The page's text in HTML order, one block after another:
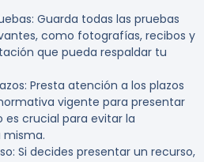
: Guarda todas las pruebas
como fotografías, recibos y
que pueda respaldar tu
: Presta atención a los plazos
vigente para presentar
es crucial para evitar la
misma.
: Si decides presentar un recurso,